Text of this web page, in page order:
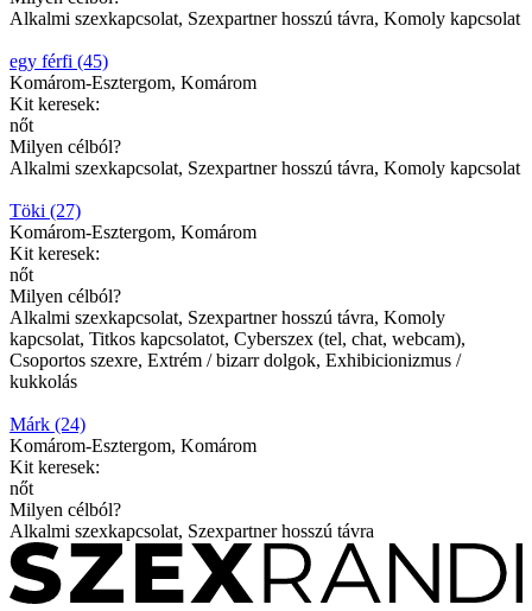
Alkalmi szexkapcsolat, Szexpartner hosszú távra, Komoly kapcsolat
egy férfi (45)
Komárom-Esztergom, Komárom
Kit keresek:
nőt
Milyen célból?
Alkalmi szexkapcsolat, Szexpartner hosszú távra, Komoly kapcsolat
Töki (27)
Komárom-Esztergom, Komárom
Kit keresek:
nőt
Milyen célból?
Alkalmi szexkapcsolat, Szexpartner hosszú távra, Komoly
kapcsolat, Titkos kapcsolatot, Cyberszex (tel, chat, webcam),
Csoportos szexre, Extrém / bizarr dolgok, Exhibicionizmus /
kukkolás
Márk (24)
Komárom-Esztergom, Komárom
Kit keresek:
nőt
Milyen célból?
Alkalmi szexkapcsolat, Szexpartner hosszú távra